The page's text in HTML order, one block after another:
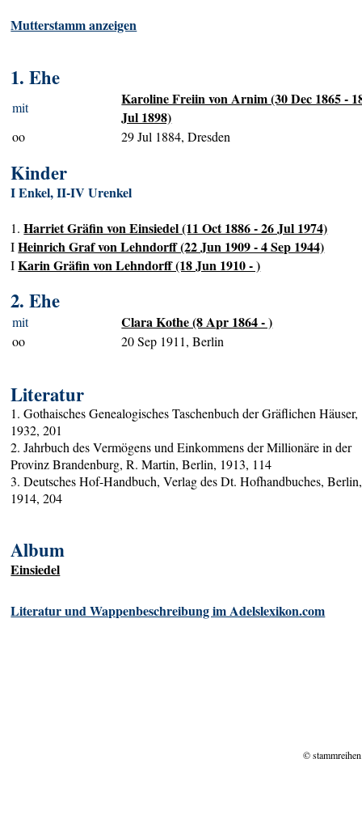
Mutterstamm anzeigen
1. Ehe
mit
Karoline Freiin von Arnim (30 Dec 1865 -
Jul 1898)
oo 29 Jul 1884, Dresden
Kinder
I Enkel, II-IV Urenkel
1.Harriet Gräfin von Einsiedel (11 Oct 1886 - 26 Jul 1974)
IHeinrich Graf von Lehndorff (22 Jun 1909 - 4 Sep 1944)
IKarin Gräfin von Lehndorff (18 Jun 1910 - )
2. Ehe
mit Clara Kothe (8 Apr 1864 - )
oo 20 Sep 1911, Berlin
Literatur
1. Gothaisches Genealogisches Taschenbuch der Gräflichen Häuser,
1932, 201
2. Jahrbuch des Vermögens und Einkommens der Millionäre in der
Provinz Brandenburg, R. Martin, Berlin, 1913, 114
3. Deutsches Hof-Handbuch, Verlag des Dt. Hofhandbuches, Berlin,
1914, 204
Album
Einsiedel
Literatur und Wappenbeschreibung im Adelslexikon.com
©